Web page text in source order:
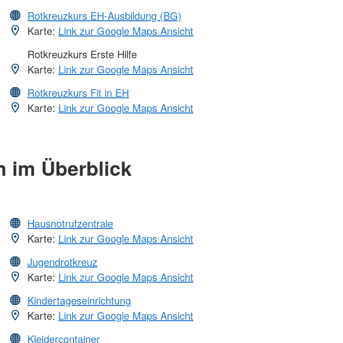
Rotkreuzkurs EH-Ausbildung (BG)
Karte: Link zur Google Maps Ansicht
Rotkreuzkurs Erste Hilfe
Karte: Link zur Google Maps Ansicht
Rotkreuzkurs Fit in EH
Karte: Link zur Google Maps Ansicht
im Überblick
Hausnotrufzentrale
Karte: Link zur Google Maps Ansicht
Jugendrotkreuz
Karte: Link zur Google Maps Ansicht
Kindertageseinrichtung
Karte: Link zur Google Maps Ansicht
Kleidercontainer